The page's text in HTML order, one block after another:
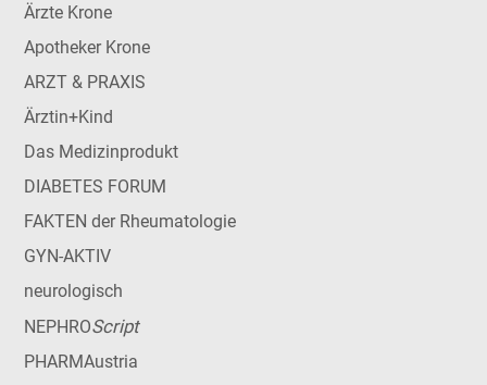
Ärzte Krone
Apotheker Krone
ARZT & PRAXIS
Ärztin+Kind
Das Medizinprodukt
DIABETES FORUM
FAKTEN der Rheumatologie
GYN-AKTIV
neurologisch
NEPHROScript
PHARMAustria